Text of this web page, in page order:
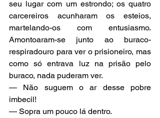
seu lugar com um estrondo; os quatro
carcereiros acunharam os esteios,
martelando-os com entusiasmo.
Amontoaram-se junto ao buraco-
respiradouro para ver o prisioneiro, mas
como só entrava luz na prisão pelo
buraco, nada puderam ver.
— Não suguem o ar desse pobre
imbecil!
— Sopra um pouco lá dentro.